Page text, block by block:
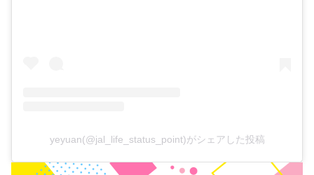
yeyuan(@jal_life_status_point)がシェアした投稿